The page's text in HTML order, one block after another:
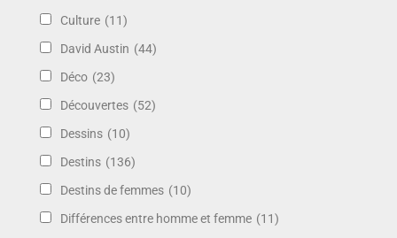
Culture (11)
David Austin (44)
Déco (23)
Découvertes (52)
Dessins (10)
Destins (136)
Destins de femmes (10)
Différences entre homme et femme (11)